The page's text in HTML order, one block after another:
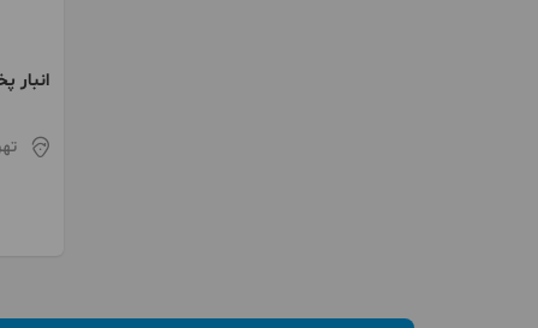
انبار